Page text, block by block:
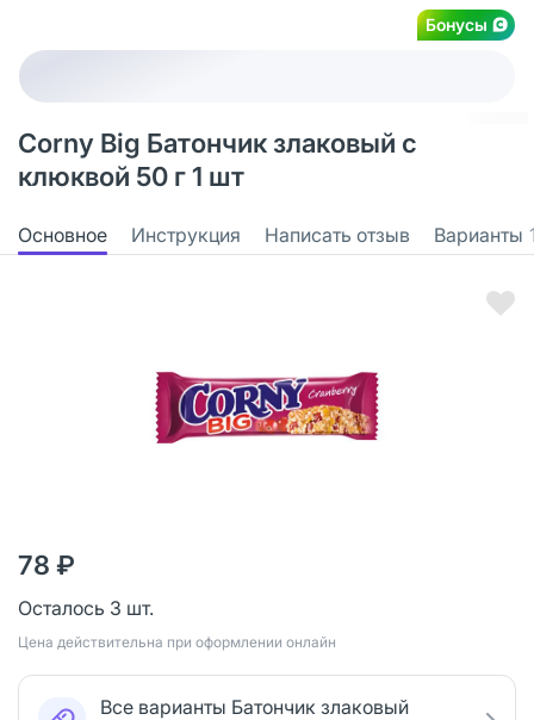
Бонусы
Corny Big Батончик злаковый с
клюквой 50 г 1 шт
Основное Инструкция Написать отзыв Варианты
78 ₽
Осталось 3 шт.
Цена действительна при оформлении онлайн
Все варианты Батончик злаковый